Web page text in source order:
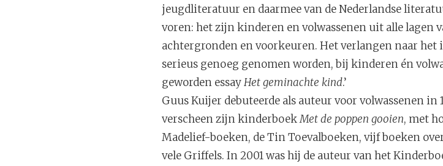
jeugdliteratuur en daarmee van de Nederlandse
voren: het zijn kinderen en volwassenen uit alle lagen
achtergronden en voorkeuren. Het verlangen naar
serieus genoeg genomen worden, bij kinderen én
geworden essayHet geminachte kind.’
Guus Kuijer debuteerde als auteur voor volwassenen in
verscheen zijn kinderboekMet de poppen gooien, met
Madelief-boeken, de Tin Toevalboeken, vijf boeken
vele Griffels. In 2001 was hij de auteur van het